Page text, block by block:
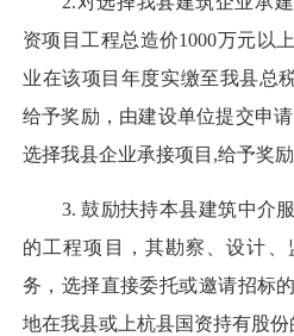
资项目工程总造价1000万元以
业在该项目年度实缴至我县总
给予奖励，由建设单位提交申
选择我县企业承接项目,给予奖励
3. 鼓励扶持本县建筑中介服
的工程项目，其勘察、设计
务，选择直接委托或邀请招标
地在我县或上杭县国资持有股份